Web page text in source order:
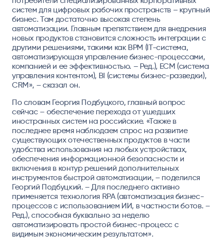
систем для цифровых рабочих пространств – крупный
бизнес. Там достаточно высокая степень
автоматизации. Главным препятствием для внедрения
новых продуктов становится сложность интеграции с
другими решениями, такими как BPM (IT-система,
автоматизирующая управление бизнес-процессами,
компанией и ее эффективностью. – Ред.), ECM (система
управления контентом), BI (системы бизнес-разведки),
CRM», – сказал он.
По словам Георгия Подбуцкого, главный вопрос
сейчас – обеспечение перехода от ушедших
иностранных систем на российские. «Также в
последнее время наблюдаем спрос на развитие
существующих отечественных продуктов в части
удобства использования на любых устройствах,
обеспечения информационной безопасности и
включения в контур решений дополнительных
инструментов быстрой автоматизации, – поделился
Георгий Подбуцкий. – Для последнего активно
применяется технология RPA (автоматизация бизнес-
процессов с использованием ИИ, в частности ботов. –
Ред.), способная буквально за неделю
автоматизировать простой бизнес-процесс с
видимым экономическим результатом».